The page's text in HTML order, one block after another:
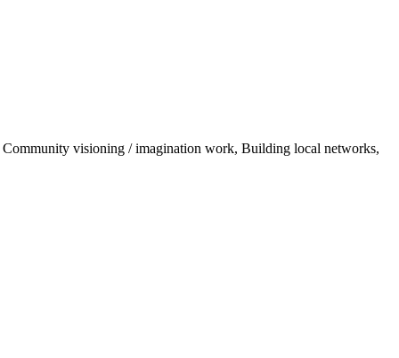
visioning / imagination work, Building local networks,